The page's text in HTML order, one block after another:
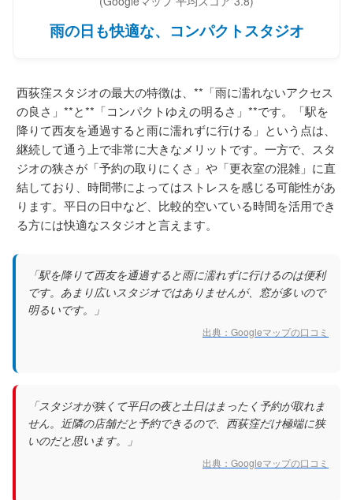
雨の日も快適な、コンパクトスタジオ
西荻窪スタジオの最大の特徴は、**「雨に濡れないアクセス
の良さ」**と**「コンパクトゆえの明るさ」**です。「駅を
降りて西友を通過すると雨に濡れずに行ける」という点は、
継続して通う上で非常に大きなメリットです。一方で、スタ
ジオの狭さが「予約の取りにくさ」や「更衣室の混雑」に直
結しており、時間帯によってはストレスを感じる可能性があ
ります。平日の日中など、比較的空いている時間を活用でき
る方には快適なスタジオと言えます。
「駅を降りて西友を通過すると雨に濡れずに行けるのは便利
です。あまり広いスタジオではありませんが、窓が多いので
明るいです。」
出典：Googleマップの口コミ
「スタジオが狭くて平日の夜と土日はまったく予約が取れま
せん。近隣の店舗だと予約できるので、西荻窪だけ極端に狭
いのだと思います。」
出典：Googleマップの口コミ